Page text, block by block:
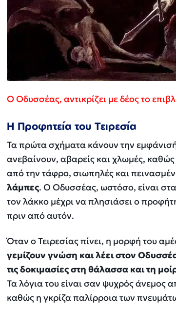
Ο Οδυσσέας, αντικρίζει με δέος το
Η Προφητεία του Τειρεσία
Τα πρώτα σχήματα κάνουν την
ανεβαίνουν, αβαρείς και χλωμές, καθώς
από την τάφρο, σιωπηλές και
λάμπες. Ο Οδυσσέας, ωστόσο, είναι
τον λάκκο μέχρι να πλησιάσει ο
πριν από αυτόν.
Όταν ο Τειρεσίας πίνει, η μορφή του
γεμίζουν γνώση και λέει στον
τις δοκιμασίες στη θάλασσα και τη
Τα λόγια του είναι σαν ψυχρός άνεμος
καθώς η γκρίζα παλίρροια των